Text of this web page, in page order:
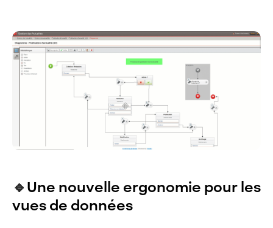
🔹 Une nouvelle ergonomie pour les
vues de données